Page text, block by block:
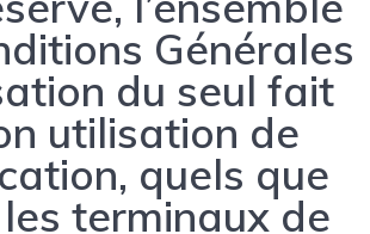
Générales
du seul fait
utilisation de
quels que
terminaux de